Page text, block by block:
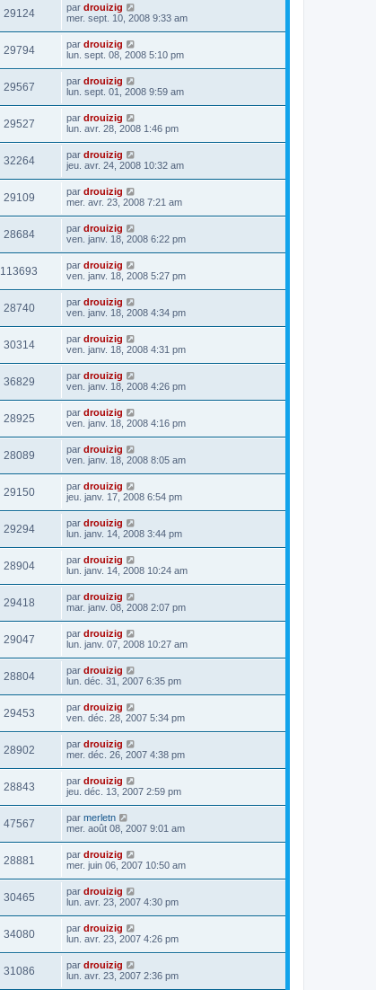
29124 par drouizig
mer. sept. 10, 2008 9:33 am
29794 par drouizig
lun. sept. 08, 2008 5:10 pm
29567 par drouizig
lun. sept. 01, 2008 9:59 am
29527 par drouizig
lun. avr. 28, 2008 1:46 pm
32264 par drouizig
jeu. avr. 24, 2008 10:32 am
29109 par drouizig
mer. avr. 23, 2008 7:21 am
28684 par drouizig
ven. janv. 18, 2008 6:22 pm
113693 par drouizig
ven. janv. 18, 2008 5:27 pm
28740 par drouizig
ven. janv. 18, 2008 4:34 pm
30314 par drouizig
ven. janv. 18, 2008 4:31 pm
36829 par drouizig
ven. janv. 18, 2008 4:26 pm
28925 par drouizig
ven. janv. 18, 2008 4:16 pm
28089 par drouizig
ven. janv. 18, 2008 8:05 am
29150 par drouizig
jeu. janv. 17, 2008 6:54 pm
29294 par drouizig
lun. janv. 14, 2008 3:44 pm
28904 par drouizig
lun. janv. 14, 2008 10:24 am
29418 par drouizig
mar. janv. 08, 2008 2:07 pm
29047 par drouizig
lun. janv. 07, 2008 10:27 am
28804 par drouizig
lun. déc. 31, 2007 6:35 pm
29453 par drouizig
ven. déc. 28, 2007 5:34 pm
28902 par drouizig
mer. déc. 26, 2007 4:38 pm
28843 par drouizig
jeu. déc. 13, 2007 2:59 pm
47567 par merletn
mer. août 08, 2007 9:01 am
28881 par drouizig
mer. juin 06, 2007 10:50 am
30465 par drouizig
lun. avr. 23, 2007 4:30 pm
34080 par drouizig
lun. avr. 23, 2007 4:26 pm
31086 par drouizig
lun. avr. 23, 2007 2:36 pm